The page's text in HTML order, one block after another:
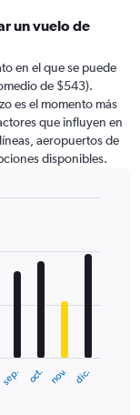
un vuelo de
en el que se puede
de $543).
es el momento más
que influyen en
aeropuertos de
disponibles.
sep. oct. nov. dic.